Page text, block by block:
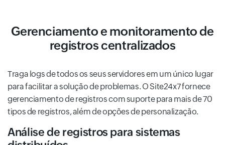
Gerenciamento e monitoramento de
registros centralizados
Traga logs de todos os seus servidores em um único lugar
para facilitar a solução de problemas. O Site24x7 fornece
gerenciamento de registros com suporte para mais de 70
tipos de registros, além de opções de personalização.
Análise de registros para sistemas